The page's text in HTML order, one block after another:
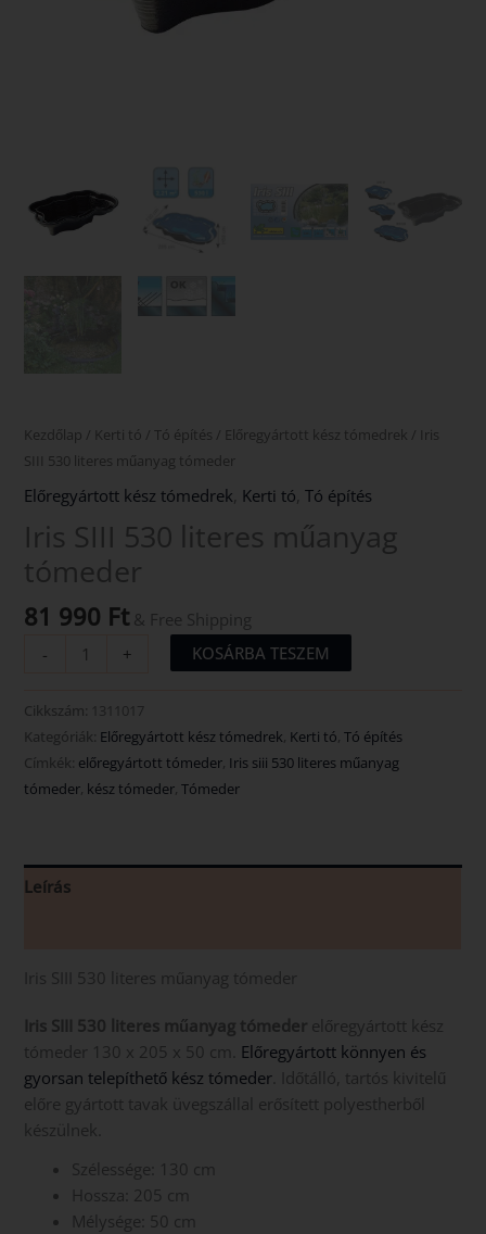
Kezdőlap / Kerti tó / Tó építés / Előregyártott kész tómedrek / Iris
SIII 530 literes műanyag tómeder
Előregyártott kész tómedrek Kerti tó ,Tó építés
Iris SIII 530 literes műanyag
tómeder
81 990 Ft & Free Shipping
-
+ KOSÁRBA TESZEM
Cikkszám:
1311017
Kategóriák: Előregyártott kész tómedrek, Kerti tó,Tó építés
Címkék: előregyártott tómeder, Iris siii 530 literes műanyag
tómeder, kész tómeder,Tómeder
Leírás
Iris SIII 530 literes műanyag tómeder
Iris SIII 530 literes műanyag tómeder előregyártott kész
tómeder 130 x 205 x 50 cm. Előregyártott könnyen és
gyorsan telepíthető kész tómeder . Időtálló, tartós kivitelű
előre gyártott tavak üvegszállal erősített polyestherből
készülnek.
Szélessége: 130 cm
Hossza: 205 cm
Mélysége: 50 cm